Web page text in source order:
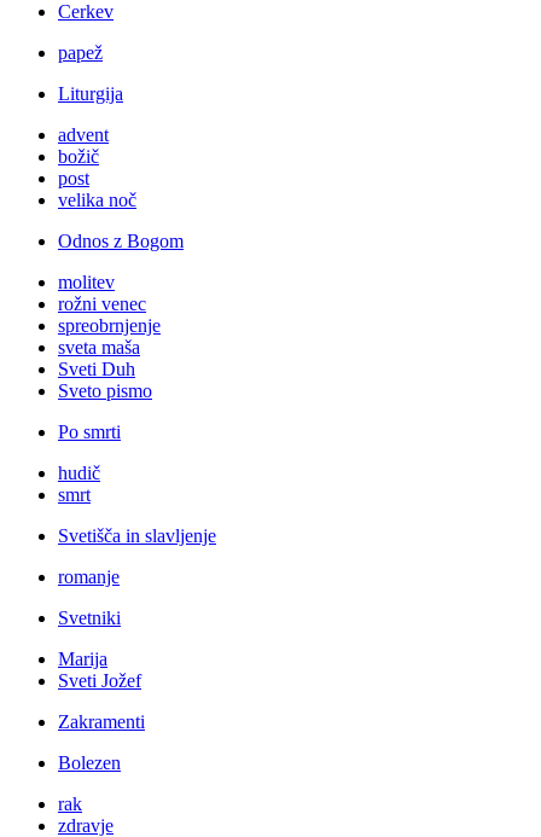
Cerkev
papež
Liturgija
advent
božič
post
velika noč
Odnos z Bogom
molitev
rožni venec
spreobrnjenje
sveta maša
Sveti Duh
Sveto pismo
Po smrti
hudič
smrt
Svetišča in slavljenje
romanje
Svetniki
Marija
Sveti Jožef
Zakramenti
Bolezen
rak
zdravje